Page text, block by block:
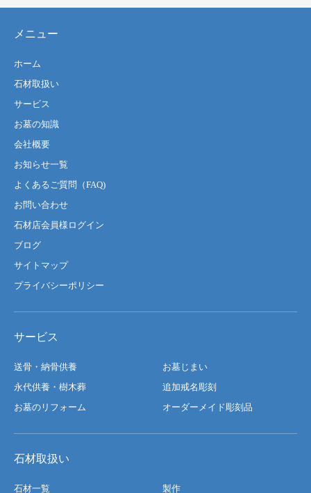
メニュー
ホーム
石材取扱い
サービス
お墓の知識
会社概要
お知らせ一覧
よくあるご質問（FAQ)
お問い合わせ
石材店会員様ログイン
ブログ
サイトマップ
プライバシーポリシー
サービス
送骨・納骨供養
お墓じまい
永代供養・樹木葬
追加戒名彫刻
お墓のリフォーム
オーダーメイド彫刻品
石材取扱い
石材一覧 製作